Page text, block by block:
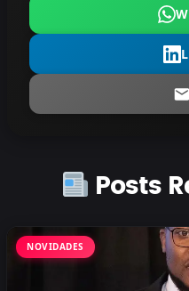
Posts
NOVIDADES